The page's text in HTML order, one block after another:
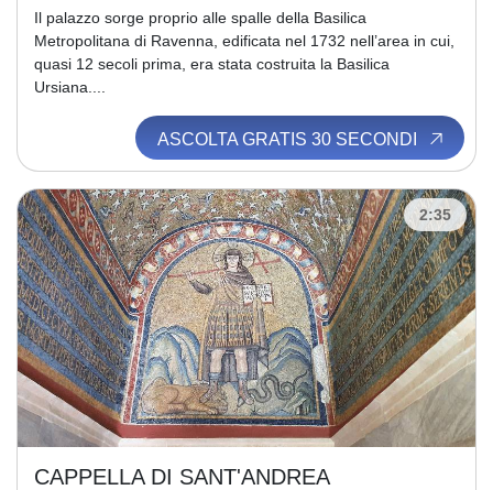
Il palazzo sorge proprio alle spalle della Basilica
Metropolitana di Ravenna, edificata nel 1732 nell’area in cui,
quasi 12 secoli prima, era stata costruita la Basilica
Ursiana....
ASCOLTA GRATIS 30 SECONDI
2:35
CAPPELLA DI SANT'ANDREA